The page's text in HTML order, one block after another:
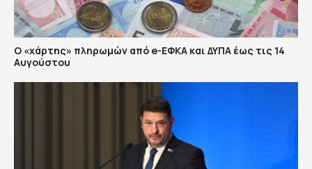
Ο «χάρτης» πληρωμών από e-ΕΦΚΑ και ΔΥΠΑ έως τις 14
Αυγούστου